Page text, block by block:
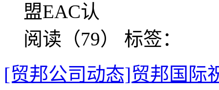
盟EAC认
阅读（79） 标签：
[贸邦公司动态]贸邦国际